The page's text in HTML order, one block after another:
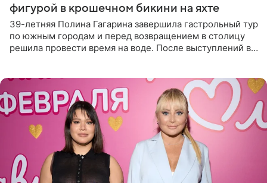
фигурой в крошечном бикини на яхте
39-летняя Полина Гагарина завершила гастрольный тур
по южным городам и перед возвращением в столицу
решила провести время на воде. После выступлений в